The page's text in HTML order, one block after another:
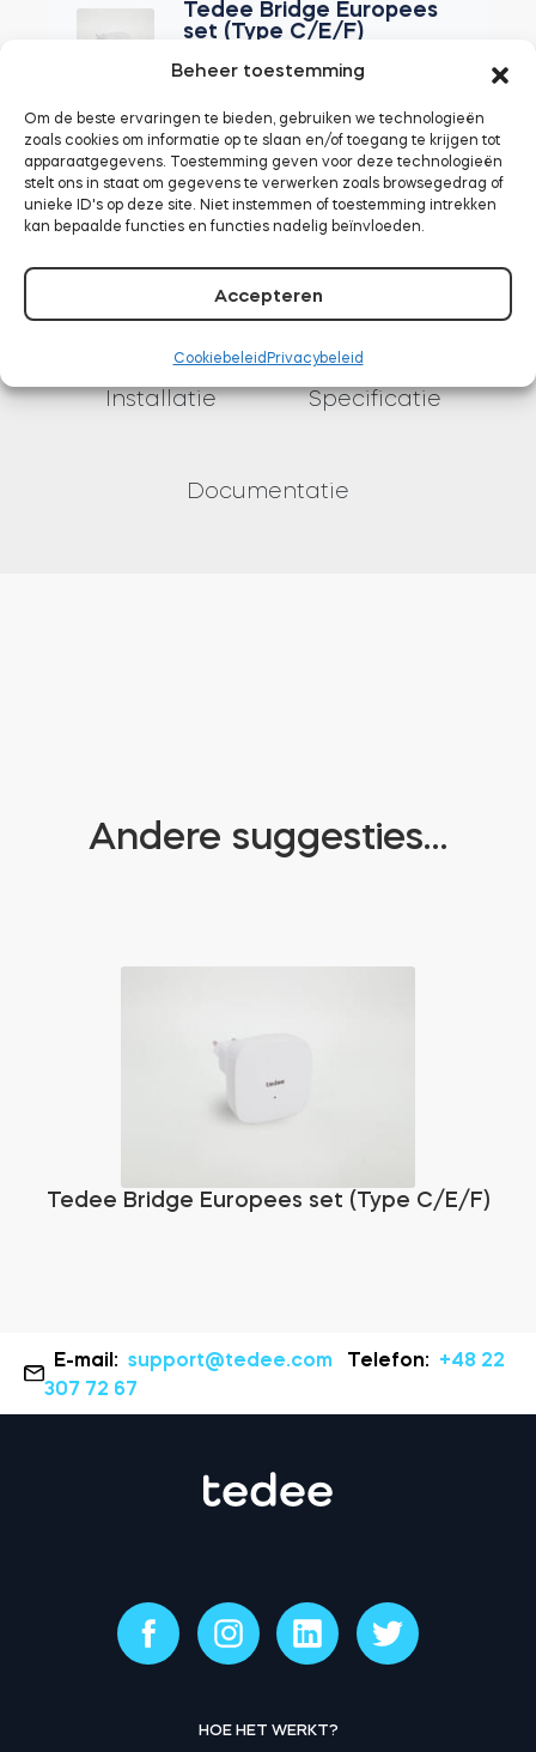
Beheer toestemming
Om de beste ervaringen te bieden, gebruiken we technologieën
zoals cookies om informatie op te slaan en/of toegang te krijgen tot
apparaatgegevens. Toestemming geven voor deze technologieën
stelt ons in staat om gegevens te verwerken zoals browsegedrag of
unieke ID's op deze site. Niet instemmen of toestemming intrekken
kan bepaalde functies en functies nadelig beïnvloeden.
Accepteren
Cookiebeleid Privacybeleid
Tedee Bridge Europees
set (Type C/E/F)
Beoordelingen Functionaliteit
Installatie Specificatie
Documentatie
Andere suggesties…
Tedee Bridge Europees set (Type C/E/F)
E-mail: support@tedee.com Telefon: +48 22
307 72 67
HOE HET WERKT?